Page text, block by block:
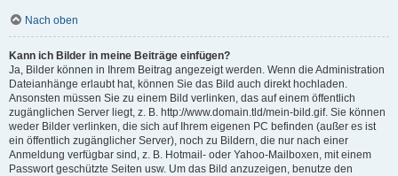
Nach oben
Kann ich Bilder in meine Beiträge einfügen?
Ja, Bilder können in Ihrem Beitrag angezeigt werden. Wenn die Administration
Dateianhänge erlaubt hat, können Sie das Bild auch direkt hochladen.
Ansonsten müssen Sie zu einem Bild verlinken, das auf einem öffentlich
zugänglichen Server liegt, z. B. http://www.domain.tld/mein-bild.gif. Sie können
weder Bilder verlinken, die sich auf Ihrem eigenen PC befinden (außer es ist
ein öffentlich zugänglicher Server), noch zu Bildern, die nur nach einer
Anmeldung verfügbar sind, z. B. Hotmail- oder Yahoo-Mailboxen, mit einem
Passwort geschützte Seiten usw. Um das Bild anzuzeigen, benutze den